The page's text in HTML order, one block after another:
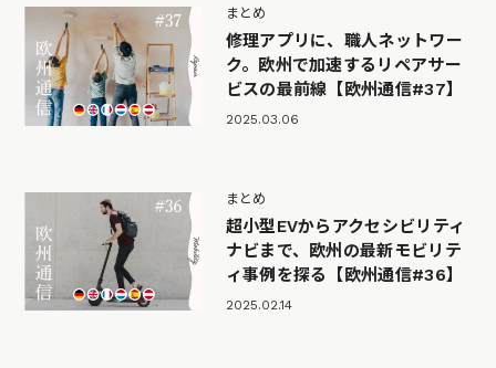
まとめ
修理アプリに、職人ネットワー
ク。欧州で加速するリペアサー
ビスの最前線【欧州通信#37】
2025.03.06
まとめ
超小型EVからアクセシビリティ
ナビまで、欧州の最新モビリテ
ィ事例を探る【欧州通信#36】
2025.02.14